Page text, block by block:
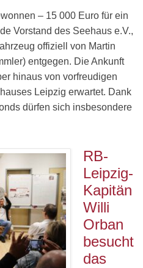
– 15 000 Euro für ein
Vorstand des Seehaus e.V.,
offiziell von Martin
entgegen. Die Ankunft
hinaus von vorfreudigen
Leipzig erwartet. Dank
dürfen sich insbesondere
RB-
Leipzig-
Kapitän
Willi
Orban
besucht
das